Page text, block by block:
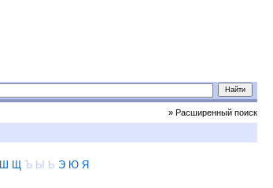
» Расширенный поиск
Ш Щ Ъ Ы Ь Э Ю Я